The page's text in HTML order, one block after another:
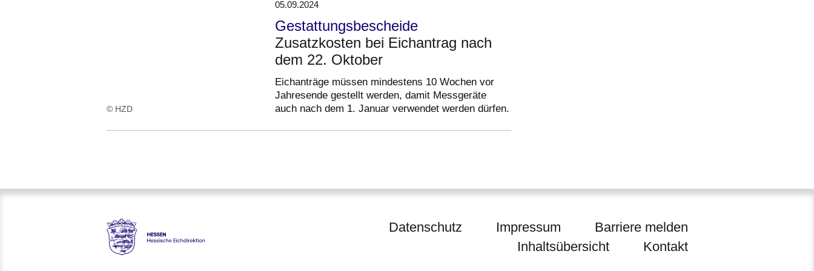
© HZD
05.09.2024
Gestattungsbescheide
Zusatzkosten bei Eichantrag nach
dem 22. Oktober
Eichanträge müssen mindestens 10 Wochen vor
Jahresende gestellt werden, damit Messgeräte
auch nach dem 1. Januar verwendet werden dürfen.
Datenschutz Impressum
Barriere melden
Inhaltsübersicht
Kontakt